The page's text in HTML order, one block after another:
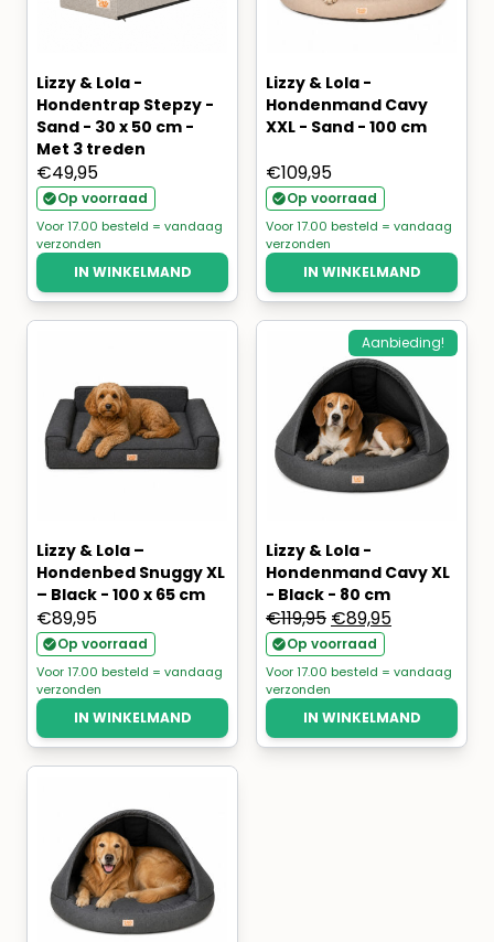
Lizzy & Lola -
Hondentrap Stepzy -
Sand - 30 x 50 cm -
Met 3 treden
€49,95
Op voorraad
Voor 17.00 besteld = vandaag
verzonden
IN WINKELMAND
Lizzy & Lola -
Hondenmand Cavy
XXL - Sand - 100 cm
€109,95
Op voorraad
Voor 17.00 besteld = vandaag
verzonden
IN WINKELMAND
Lizzy & Lola –
Hondenbed Snuggy XL
– Black - 100 x 65 cm
€89,95
Op voorraad
Voor 17.00 besteld = vandaag
verzonden
IN WINKELMAND
Aanbieding!
Lizzy & Lola -
Hondenmand Cavy XL
- Black - 80 cm
€119,95 Oorspronkelijke
prijs
was:
€119,95.
€89,95Huidige
is:
€89,95.
Op voorraad
Voor 17.00 besteld = vandaag
verzonden
IN WINKELMAND